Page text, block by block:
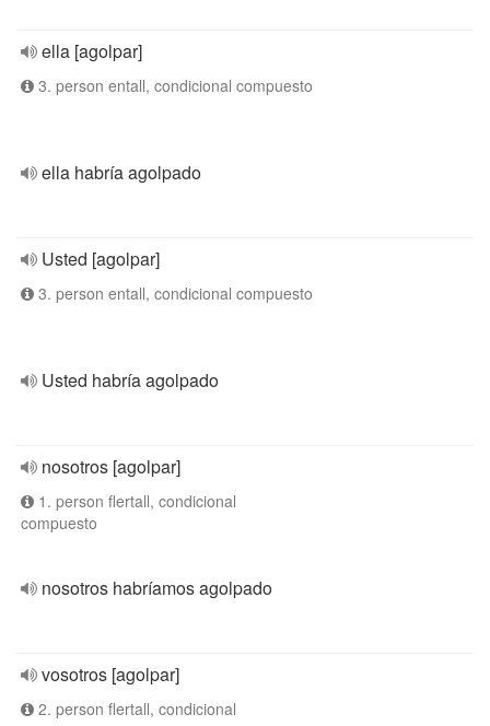
ella [agolpar]
3. person entall, condicional compuesto
ella habría agolpado
Usted [agolpar]
3. person entall, condicional compuesto
Usted habría agolpado
nosotros [agolpar]
1. person flertall, condicional
compuesto
nosotros habríamos agolpado
vosotros [agolpar]
2. person flertall, condicional